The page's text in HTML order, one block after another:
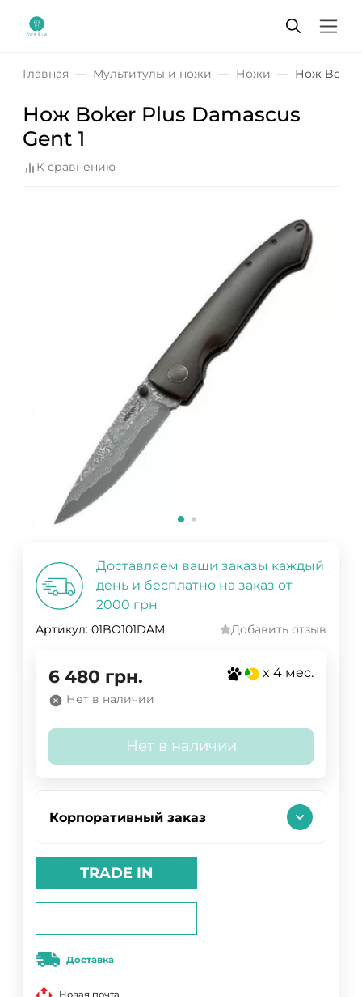
Главная Мультитулы и ножи Ножи Нож Boker
Нож Boker Plus Damascus
Gent 1
К сравнению
Доставляем ваши заказы каждый
день и бесплатно на заказ от
2000 грн
Артикул: 01BO101DAM Добавить отзыв
6 480 грн. x 4 мес.
Нет в наличии
Нет в наличии
Корпоративный заказ
TRADE IN
Доставка
Новая почта